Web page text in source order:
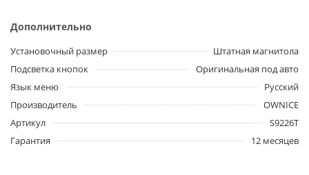
Дополнительно
Установочный размер
Штатная магнитола
Подсветка кнопок
Оригинальная под авто
Язык меню
Русский
Производитель
OWNICE
Артикул
S9226T
Гарантия
12 месяцев